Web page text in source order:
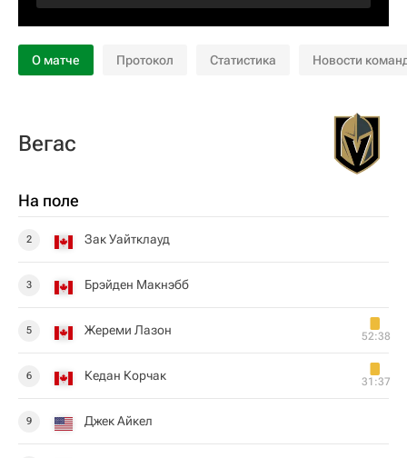
О матче Протокол Статистика Новости
Вегас
На поле
2 Зак Уайтклауд
3 Брэйден Макнэбб
5 Жереми Лазон 52:38
6 Кедан Корчак 31:37
9 Джек Айкел